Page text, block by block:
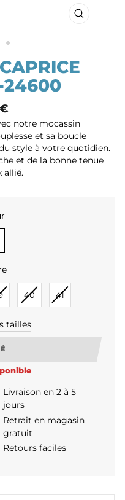
FERMER
24600
notre mocassin
et sa boucle
style à votre quotidien.
et de la bonne tenue
allié.
40 41
tailles
Livraison en 2 à 5
jours
Retrait en magasin
gratuit
Retours faciles